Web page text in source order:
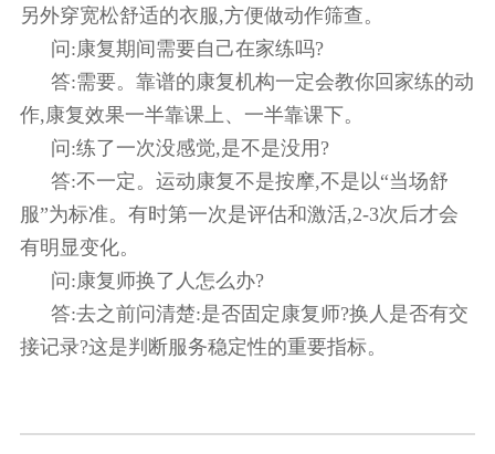
另外穿宽松舒适的衣服,方便做动作筛查。
问:康复期间需要自己在家练吗?
答:需要。靠谱的康复机构一定会教你回家练的动
作,康复效果一半靠课上、一半靠课下。
问:练了一次没感觉,是不是没用?
答:不一定。运动康复不是按摩,不是以“当场舒
服”为标准。有时第一次是评估和激活,2-3次后才会
有明显变化。
问:康复师换了人怎么办?
答:去之前问清楚:是否固定康复师?换人是否有交
接记录?这是判断服务稳定性的重要指标。